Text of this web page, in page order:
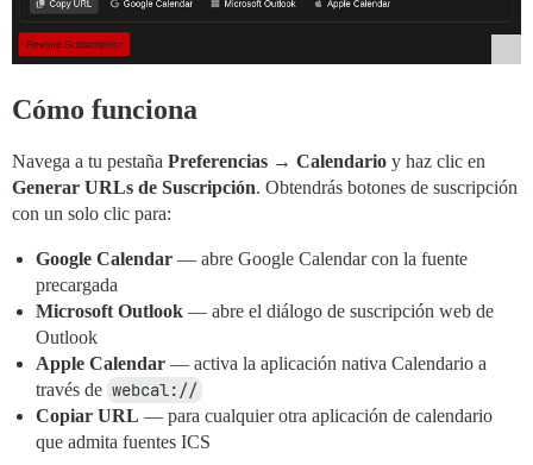
Cómo funciona
Navega a tu pestaña Preferencias → Calendario y haz clic en
Generar URLs de Suscripción. Obtendrás botones de suscripción
con un solo clic para:
Google Calendar — abre Google Calendar con la fuente
precargada
Microsoft Outlook — abre el diálogo de suscripción web de
Outlook
Apple Calendar — activa la aplicación nativa Calendario a
través de webcal://
Copiar URL — para cualquier otra aplicación de calendario
que admita fuentes ICS